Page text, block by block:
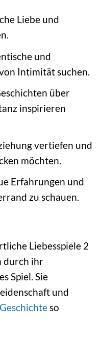
Liebe und
und
Intimität suchen.
über
inspirieren
vertiefen und
möchten.
Erfahrungen und
zu schauen.
Liebesspiele 2
durch ihr
Spiel. Sie
und
Geschichteso